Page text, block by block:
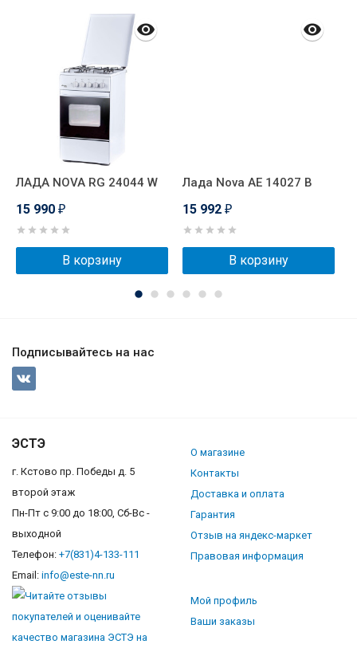
ЛАДА NOVA RG 24044 W
15 990 ₽
В корзину
Лада Nova AE 14027 B
15 992 ₽
В корзину
Подписывайтесь на нас
ЭСТЭ
г. Кстово пр. Победы д. 5
второй этаж
Пн-Пт с 9:00 до 18:00, Сб-Вс -
выходной
Телефон: +7(831)4-133-111
Email: info@este-nn.ru
О магазине
Контакты
Доставка и оплата
Гарантия
Отзыв на яндекс-маркет
Правовая информация
Мой профиль
Ваши заказы